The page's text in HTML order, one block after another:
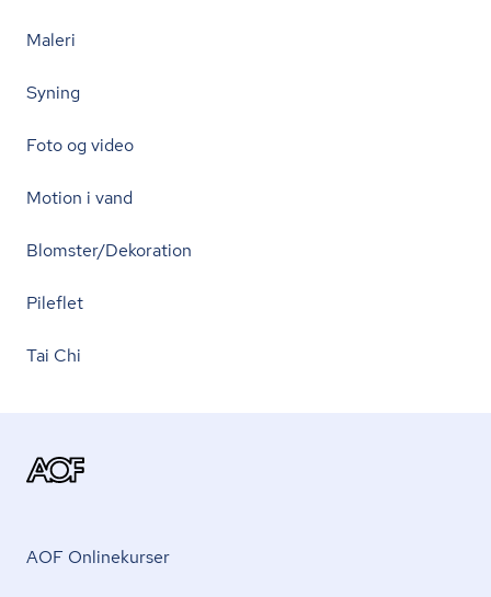
Maleri
Syning
Foto og video
Motion i vand
Blomster/Dekoration
Pileflet
Tai Chi
AOF Onlinekurser